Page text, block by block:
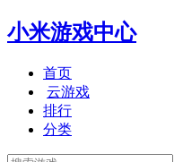
小米游戏中心
首页
云游戏
排行
分类